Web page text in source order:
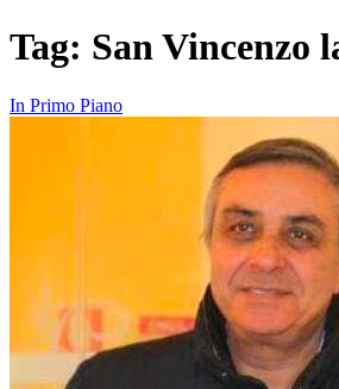
Tag: San Vincenzo
In Primo Piano